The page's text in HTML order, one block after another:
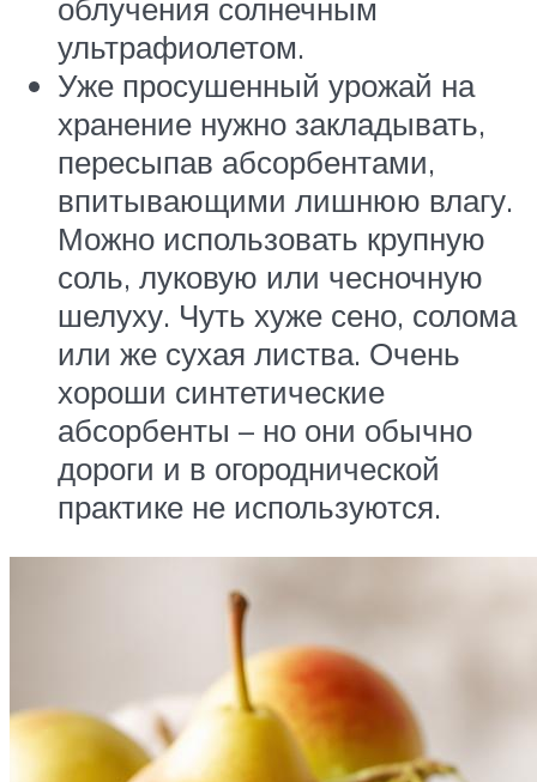
облучения солнечным
ультрафиолетом.
Уже просушенный урожай на
хранение нужно закладывать,
пересыпав абсорбентами,
впитывающими лишнюю влагу.
Можно использовать крупную
соль, луковую или чесночную
шелуху. Чуть хуже сено, солома
или же сухая листва. Очень
хороши синтетические
абсорбенты – но они обычно
дороги и в огороднической
практике не используются.